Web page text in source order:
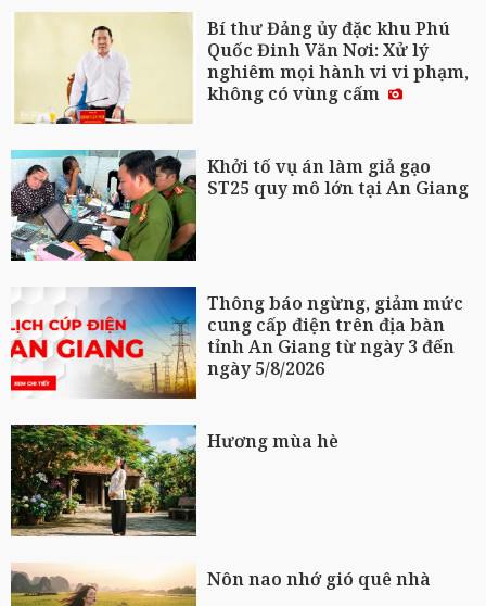
Bí thư Đảng ủy đặc khu Phú
Quốc Đinh Văn Nơi: Xử lý
nghiêm mọi hành vi vi phạm,
không có vùng cấm
Khởi tố vụ án làm giả gạo
ST25 quy mô lớn tại An Giang
Thông báo ngừng, giảm mức
cung cấp điện trên địa bàn
tỉnh An Giang từ ngày 3 đến
ngày 5/8/2026
Hương mùa hè
Nôn nao nhớ gió quê nhà